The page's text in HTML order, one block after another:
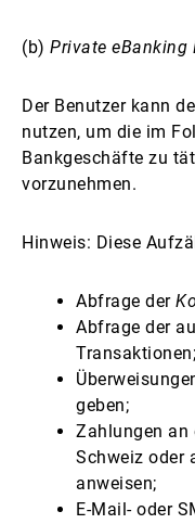
(b) Private eBanking
Der Benutzer kann
nutzen, um die im
Bankgeschäfte zu
vorzunehmen.
Hinweis: Diese
Abfrage der
Abfrage der
Transaktionen;
geben;
Zahlungen an
Schweiz oder
anweisen;
E-Mail- oder